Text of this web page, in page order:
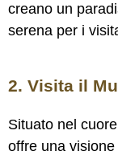
creano un
serena per i
2. Visita il
Situato nel
offre una